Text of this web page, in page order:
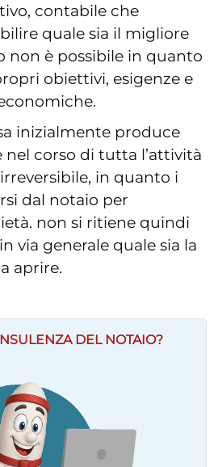
contabile che
quale sia il migliore
non è possibile in quanto
obiettivi, esigenze e
inizialmente produce
corso di tutta l’attività
in quanto i
dal notaio per
non si ritiene quindi
via generale quale sia la
aprire.
DEL NOTAIO?